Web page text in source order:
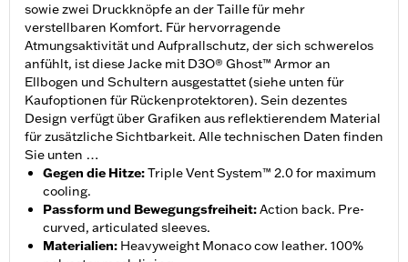
sowie zwei Druckknöpfe an der Taille für mehr
verstellbaren Komfort. Für hervorragende
Atmungsaktivität und Aufprallschutz, der sich schwerelos
anfühlt, ist diese Jacke mit D3O® Ghost™ Armor an
Ellbogen und Schultern ausgestattet (siehe unten für
Kaufoptionen für Rückenprotektoren). Sein dezentes
Design verfügt über Grafiken aus reflektierendem Material
für zusätzliche Sichtbarkeit. Alle technischen Daten finden
Sie unten …
Gegen die Hitze:Triple Vent System™ 2.0 for maximum
cooling.
Passform und Bewegungsfreiheit:Action back. Pre-
curved, articulated sleeves.
Materialien: Heavyweight Monaco cow leather. 100%